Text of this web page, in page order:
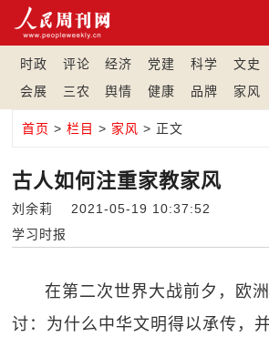
时政 评论 经济 党建 科学 文史
会展
三农 舆情 健康 品牌 家风
首页 >栏目 > 家风 > 正文
古人如何注重家教家风
刘余莉 2021-05-19 10:37:52
学习时报
在第二次世界大战前夕，欧
讨：为什么中华文明得以承传，